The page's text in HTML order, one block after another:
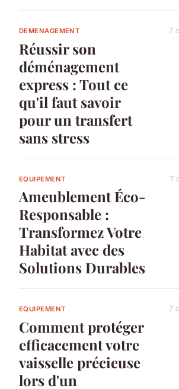
DEMENAGEMENT
Réussir son
déménagement
express : Tout ce
qu'il faut savoir
pour un transfert
sans stress
7
EQUIPEMENT
Ameublement Éco-
Responsable :
Transformez Votre
Habitat avec des
Solutions Durables
7
EQUIPEMENT
Comment protéger
efficacement votre
vaisselle précieuse
lors d'un
7